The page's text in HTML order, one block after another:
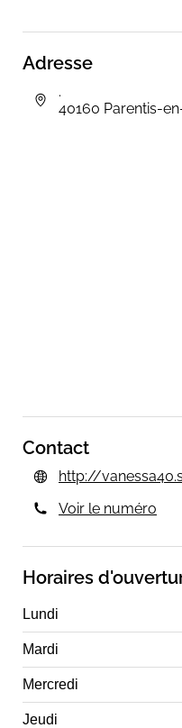
Adresse
.
40160 Parentis-
Contact
http://
Voir le numéro
Horaires
Lundi
Mardi
Mercredi
Jeudi